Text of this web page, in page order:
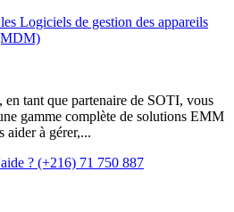
Logiciels de gestion des appareils
en tant que partenaire de SOTI, vous
gamme complète de solutions EMM
aider à gérer,...
? (+216) 71 750 887